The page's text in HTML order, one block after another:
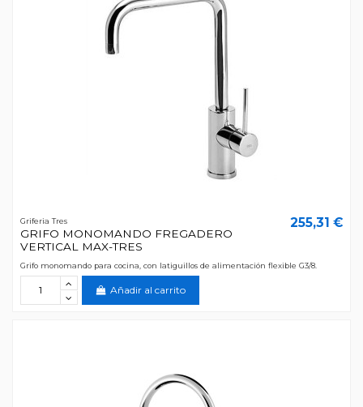
Griferia Tres
GRIFO MONOMANDO FREGADERO
VERTICAL MAX-TRES
255,31 €
Grifo monomando para cocina, con latiguillos de alimentación flexible G3/8.
Añadir al carrito